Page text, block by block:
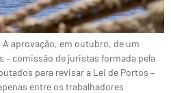
A aprovação, em outubro, de um
– comissão de juristas formada pela
para revisar a Lei de Portos –
entre os trabalhadores